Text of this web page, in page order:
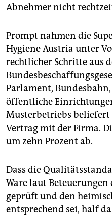
Abnehmer nicht
Prompt nahmen die
Hygiene Austria unter
rechtlicher Schritte aus
Parlament,
öffentliche
Musterbetriebs
Vertrag mit der Firma.
um zehn Prozent ab.
Dass die
Ware laut
geprüft und den
entsprechend sei, half